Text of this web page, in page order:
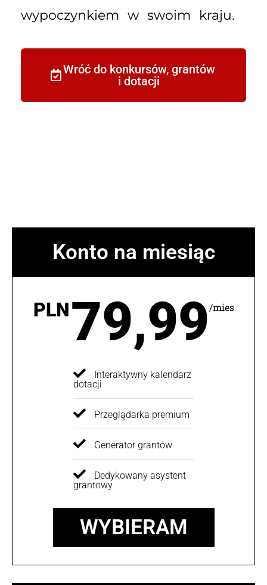
wypoczynkiem w swoim kraju.
Wróć do konkursów, grantów
i dotacji
Konto na miesiąc
PLN79,99/mies
Interaktywny kalendarz
dotacji
Przeglądarka premium
Generator grantów
Dedykowany asystent
grantowy
WYBIERAM